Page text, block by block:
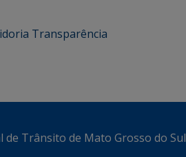
Transparência
de Trânsito de Mato Grosso do Sul